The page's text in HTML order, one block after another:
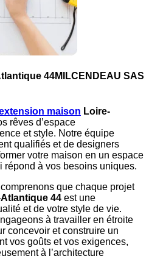
44MILCENDEAU SAS
maison Loire-
rêves d’espace
et style. Notre équipe
qualifiés et de designers
votre maison en un espace
répond à vos besoins uniques.
que chaque projet
44 est une
et de votre style de vie.
à travailler en étroite
concevoir et construire un
vos goûts et vos exigences,
à l’architecture